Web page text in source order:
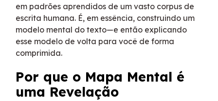
em padrões aprendidos de um vasto corpus de
escrita humana. É, em essência, construindo um
modelo mental do texto—e então explicando
esse modelo de volta para você de forma
comprimida.
Por que o Mapa Mental é
uma Revelação